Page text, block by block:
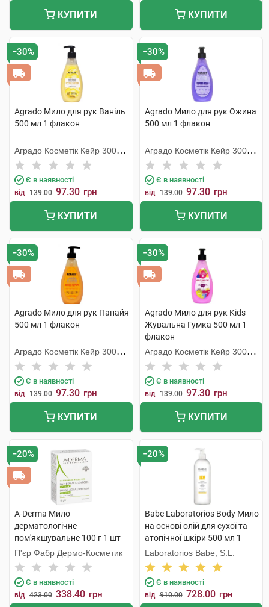
КУПИТИ КУПИТИ
−30%
Agrado Мило для рук Ваніль
500 мл 1 флакон
Аградо Косметік Кейр 3000
С.Л.У.
Є в наявності
від 139.00 97.30 грн
КУПИТИ
−30%
Agrado Мило для рук Ожина
500 мл 1 флакон
Аградо Косметік Кейр 3000
С.Л.У.
Є в наявності
від 139.00 97.30 грн
КУПИТИ
−30%
Agrado Мило для рук Папайя
500 мл 1 флакон
Аградо Косметік Кейр 3000
С.Л.У.
Є в наявності
від 139.00 97.30 грн
КУПИТИ
−30%
Agrado Мило для рук Kids
Жувальна Гумка 500 мл 1
флакон
Аградо Косметік Кейр 3000
С.Л.У.
Є в наявності
від 139.00 97.30 грн
КУПИТИ
−20%
A-Derma Мило
дерматологічне
пом'якшувальне 100 г 1 шт
П'єр Фабр Дермо-Косметик
Є в наявності
від 423.00 338.40 грн
−20%
Babe Laboratorios Body Мило
на основі олій для сухої та
атопічної шкіри 500 мл 1
флакон
Laboratorios Babe, S.L.
Є в наявності
від 910.00 728.00 грн